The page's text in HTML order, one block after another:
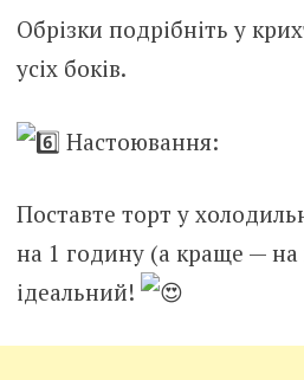
Обрізки подрібніть у
усіх боків.
Настоювання:
Поставте торт у
на 1 годину (а краще — на
ідеальний!